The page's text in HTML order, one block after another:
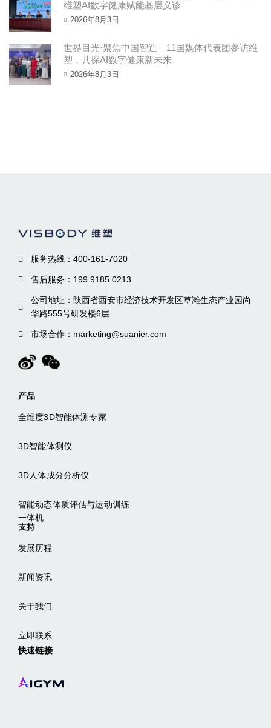
维塑AI数字健康赋能基层义诊
2026年8月3日
世界目光·聚焦中国智造｜11国媒体代表团参访维
塑，共探AI数字健康新未来 ​
2026年8月3日
服务热线：400-161-7020
售后服务：199 9185 0213
公司地址：陕西省西安市经济技术开发区草滩生态产业园尚
华路555号研发楼6层
市场合作：marketing@suanier.com
产品
全维度3D智能体测专家
3D智能体测仪
3D人体成分分析仪
智能动态体质评估与运动训练
一体机
支持
发展历程
新闻资讯
关于我们
立即联系
快速链接